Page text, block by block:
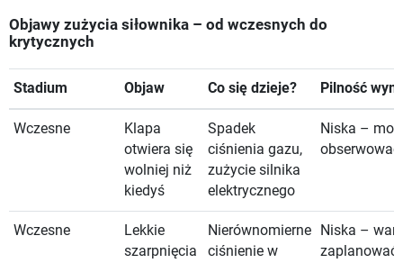
Objawy zużycia siłownika – od wczesnych do
krytycznych
Stadium Objaw Co się dzieje? Pilność
Wczesne
Klapa
otwiera się
wolniej niż
kiedyś
Spadek
ciśnienia gazu,
zużycie silnika
elektrycznego
Niska –
obserwować
Wczesne
Lekkie
szarpnięcia
Nierównomierne
ciśnienie w
Niska –
zaplanować